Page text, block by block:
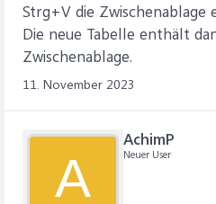
Strg+V die Zwischenablage
Die neue Tabelle enthält
Zwischenablage.
11. November 2023
A
AchimP
Neuer User